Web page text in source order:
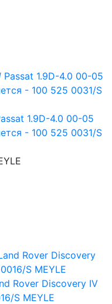
1.9D-4.0 00-05
- 100 525 0031/S
Rover Discovery IV
S MEYLE